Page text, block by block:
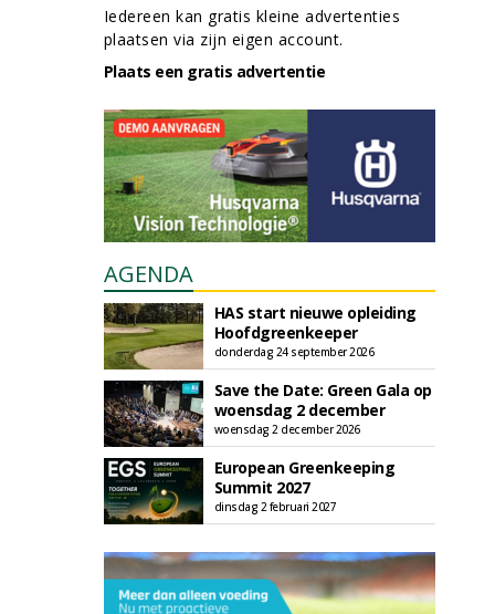
Iedereen kan gratis kleine advertenties
plaatsen via zijn eigen account.
Plaats een gratis advertentie
AGENDA
HAS start nieuwe opleiding
Hoofdgreenkeeper
donderdag 24 september 2026
Save the Date: Green Gala op
woensdag 2 december
woensdag 2 december 2026
European Greenkeeping
Summit 2027
dinsdag 2 februari 2027